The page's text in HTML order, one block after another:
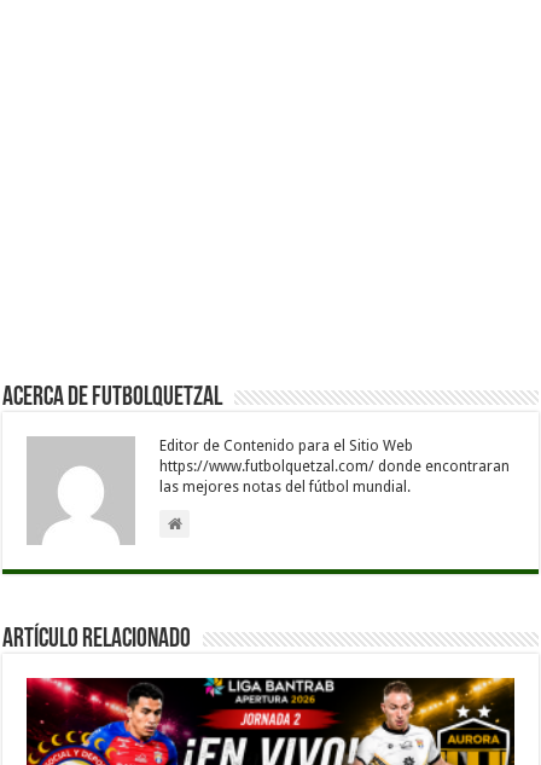
Acerca de Futbolquetzal
Editor de Contenido para el Sitio Web
https://www.futbolquetzal.com/ donde encontraran
las mejores notas del fútbol mundial.
Artículo Relacionado